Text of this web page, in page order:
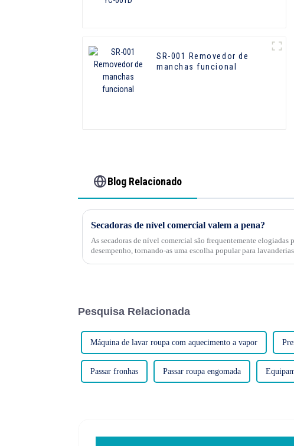
SR-001 Removedor de
manchas funcional
Blog Relacionado
Secadoras de nível comercial valem a pena?
As secadoras de nível comercial são frequentemente elogiadas
desempenho, tornando-as uma escolha popular para
Pesquisa Relacionada
Máquina de lavar roupa com aquecimento a vapor
Passar fronhas Passar roupa engomada